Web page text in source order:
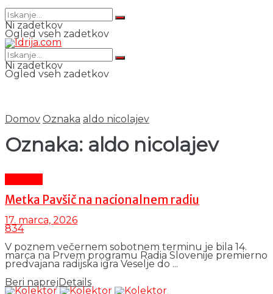
Ni zadetkov
Ogled vseh zadetkov
Ni zadetkov
Ogled vseh zadetkov
Domov Oznaka aldo nicolajev
Oznaka: aldo nicolajev
Metka Pavšič na nacionalnem radiu
17. marca, 2026
834
V poznem večernem sobotnem terminu je bila 14.
marca na Prvem programu Radia Slovenije premierno
predvajana radijska igra Veselje do ...
Beri naprej Details